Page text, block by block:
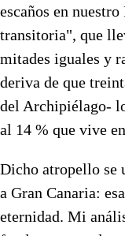
escaños en
transitoria", que
mitades iguales y
deriva de que
del Archipiélago-
al 14 % que vive
Dicho atropello se
a Gran Canaria:
eternidad. Mi